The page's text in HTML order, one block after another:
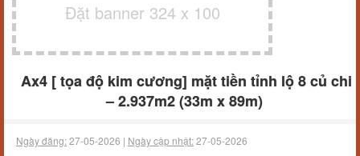
Đặt banner 324 x 100
Ax4 [ tọa độ kim cương] mặt tiền tỉnh lộ 8 củ chi
– 2.937m2 (33m x 89m)
Ngày đăng:27-05-2026 | Ngày cập nhật:27-05-2026